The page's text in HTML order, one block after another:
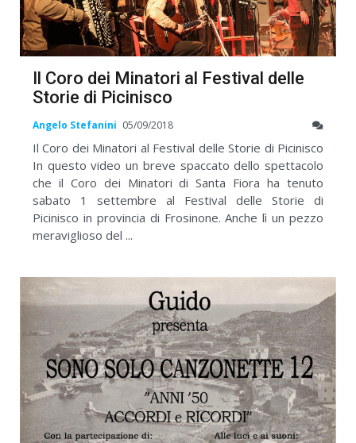
Il Coro dei Minatori al Festival delle
Storie di Picinisco
Angelo Stefanini 05/09/2018
Il Coro dei Minatori al Festival delle Storie di Picinisco
In questo video un breve spaccato dello spettacolo
che il Coro dei Minatori di Santa Fiora ha tenuto
sabato 1 settembre al Festival delle Storie di
Picinisco in provincia di Frosinone. Anche lì un pezzo
meraviglioso del ...